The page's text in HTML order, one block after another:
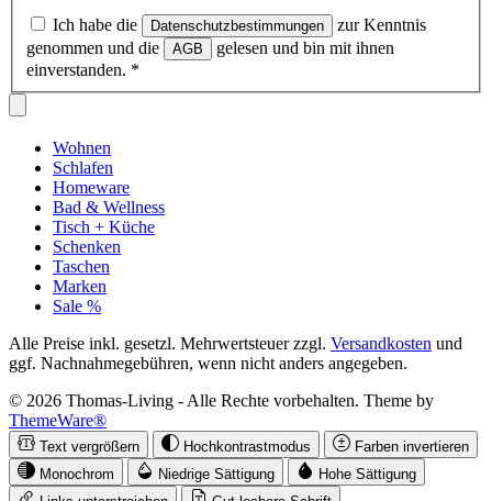
Ich habe die Datenschutzbestimmungen
zur Kenntnis
genommen und die
AGB
gelesen und bin mit ihnen
einverstanden. *
Wohnen
Schlafen
Homeware
Bad & Wellness
Tisch + Küche
Schenken
Taschen
Marken
Sale %
Alle Preise inkl. gesetzl. Mehrwertsteuer zzgl. Versandkosten und
ggf. Nachnahmegebühren, wenn nicht anders angegeben.
© 2026 Thomas-Living - Alle Rechte vorbehalten. Theme by
ThemeWare®
Text vergrößern Hochkontrastmodus
Farben invertieren
Monochrom
Niedrige Sättigung
Hohe Sättigung